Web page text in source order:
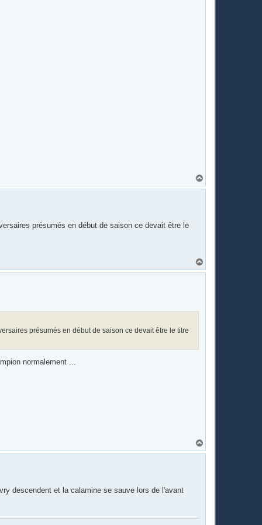
a
présumés en début de saison ce devait être le
a
présumés en début de saison ce devait être le titre
normalement ...
a
descendent et la calamine se sauve lors de l'avant